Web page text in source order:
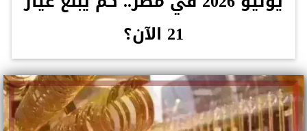
21 الآن؟